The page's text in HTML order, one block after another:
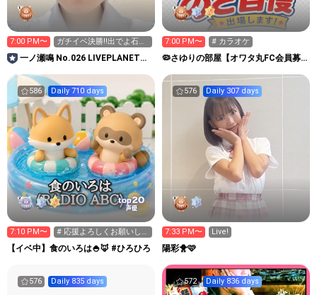
7:00 PM〜
ガチイベ決勝‼️出でよ石油
王👑✨
一ノ瀬鳴 No.026 LIVEPLANET新
7:00 PM〜 # カラオケ
🦠さゆりの部屋【オワタ丸FC会員募
586 Daily 710 days
top20
声優
7:10 PM〜
# 応援よろしくお願いしま
す
【イベ中】食のいろは🍚🦊 #ひろひろ
576 Daily 307 days
7:33 PM〜 Live!
陽彩🐥🩷
576 Daily 835 days 572 Daily 836 days